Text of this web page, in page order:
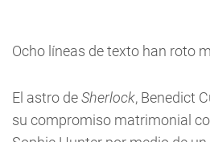
Ocho líneas de texto han roto
El astro deSherlock, Benedict
su compromiso matrimonial